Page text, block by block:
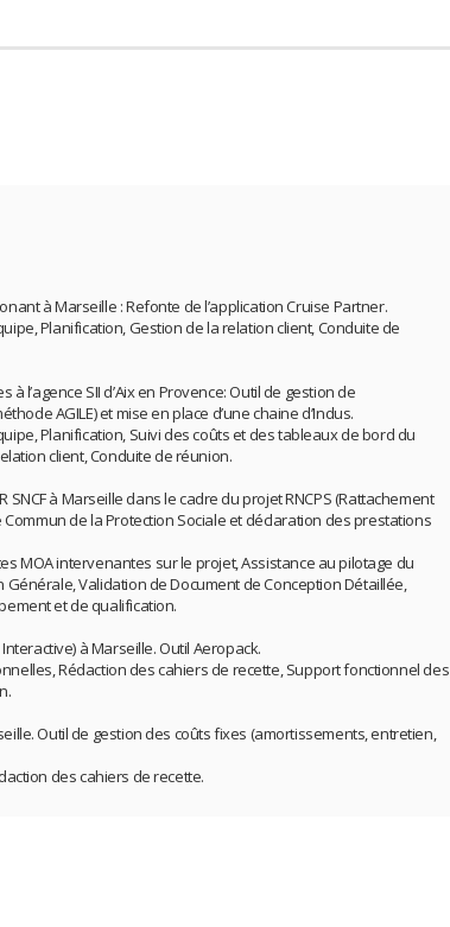
à Marseille : Refonte de l’application Cruise Partner.
Planification, Gestion de la relation client, Conduite de
l’agence SII d’Aix en Provence: Outil de gestion de
AGILE) et mise en place d’une chaine d’Indus.
Planification, Suivi des coûts et des tableaux de bord du
client, Conduite de réunion.
à Marseille dans le cadre du projet RNCPS (Rattachement
de la Protection Sociale et déclaration des prestations
MOA intervenantes sur le projet, Assistance au pilotage du
Validation de Document de Conception Détaillée,
et de qualification.
à Marseille. Outil Aeropack.
Rédaction des cahiers de recette, Support fonctionnel des
Outil de gestion des coûts fixes (amortissements, entretien,
des cahiers de recette.